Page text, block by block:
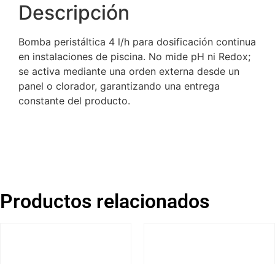
Descripción
Bomba peristáltica 4 l/h para dosificación continua
en instalaciones de piscina. No mide pH ni Redox;
se activa mediante una orden externa desde un
panel o clorador, garantizando una entrega
constante del producto.
Productos relacionados